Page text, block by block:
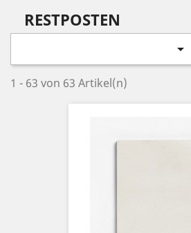
RESTPOSTEN

1 - 63 von 63 Artikel(n)